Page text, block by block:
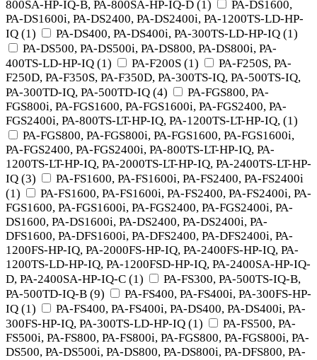
800SA-HP-IQ-B, PA-800SA-HP-IQ-D (1)
PA-DS1600,
PA-DS1600i, PA-DS2400, PA-DS2400i, PA-1200TS-LD-HP-
IQ (1) PA-DS400, PA-DS400i, PA-300TS-LD-HP-IQ (1)
PA-DS500, PA-DS500i, PA-DS800, PA-DS800i, PA-
400TS-LD-HP-IQ (1) PA-F200S (1)
PA-F250S, PA-
F250D, PA-F350S, PA-F350D, PA-300TS-IQ, PA-500TS-IQ,
PA-300TD-IQ, PA-500TD-IQ (4)
PA-FGS800, PA-
FGS800i, PA-FGS1600, PA-FGS1600i, PA-FGS2400, PA-
FGS2400i, PA-800TS-LT-HP-IQ, PA-1200TS-LT-HP-IQ, (1)
PA-FGS800, PA-FGS800i, PA-FGS1600, PA-FGS1600i,
PA-FGS2400, PA-FGS2400i, PA-800TS-LT-HP-IQ, PA-
1200TS-LT-HP-IQ, PA-2000TS-LT-HP-IQ, PA-2400TS-LT-HP-
IQ (3)
PA-FS1600, PA-FS1600i, PA-FS2400, PA-FS2400i
(1)
PA-FS1600, PA-FS1600i, PA-FS2400, PA-FS2400i, PA-
FGS1600, PA-FGS1600i, PA-FGS2400, PA-FGS2400i, PA-
DS1600, PA-DS1600i, PA-DS2400, PA-DS2400i, PA-
DFS1600, PA-DFS1600i, PA-DFS2400, PA-DFS2400i, PA-
1200FS-HP-IQ, PA-2000FS-HP-IQ, PA-2400FS-HP-IQ, PA-
1200TS-LD-HP-IQ, PA-1200FSD-HP-IQ, PA-2400SA-HP-IQ-
D, PA-2400SA-HP-IQ-C (1)
PA-FS300, PA-500TS-IQ-B,
PA-500TD-IQ-B (9)
PA-FS400, PA-FS400i, PA-300FS-HP-
IQ (1)
PA-FS400, PA-FS400i, PA-DS400, PA-DS400i, PA-
300FS-HP-IQ, PA-300TS-LD-HP-IQ (1)
PA-FS500, PA-
FS500i, PA-FS800, PA-FS800i, PA-FGS800, PA-FGS800i, PA-
DS500, PA-DS500i, PA-DS800, PA-DS800i, PA-DFS800, PA-